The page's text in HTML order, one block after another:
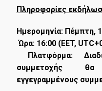
Πληροφορίες
Ημερομηνία: Πέμπτη,
Ώρα: 16:00 (EET,
Πλατφόρμα:
συμμετοχής
εγγεγραμμένους